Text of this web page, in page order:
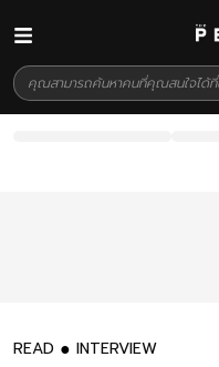
READ
INTERVIEW